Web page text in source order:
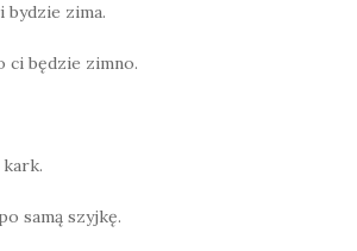
bydzie zima.
ci będzie zimno.
samą szyjkę.